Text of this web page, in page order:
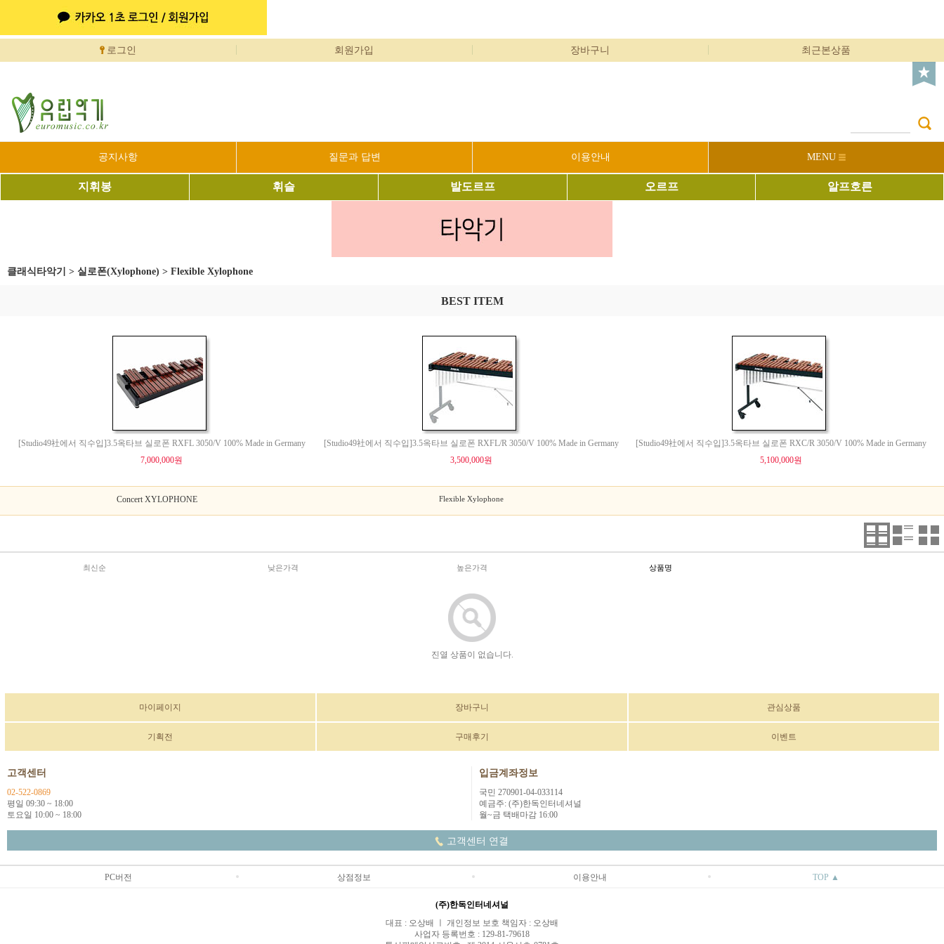
로그인 회원가입 장바구니 최근본상품
공지사항 질문과 답변 이용안내 MENU
지휘봉 휘슬 발도르프 오르프 알프호른
클래식타악기 > 실로폰(Xylophone) > Flexible Xylophone
BEST ITEM
[Studio49社에서 직수입]3.5옥타브 실로폰 RXFL 3050/V 100% Made in Germany
7,000,000원
[Studio49社에서 직수입]3.5옥타브 실로폰 RXFL/R 3050/V 100% Made in Germany
3,500,000원
[Studio49社에서 직수입]3.5옥타브 실로폰 RXC/R 3050/V 100% Made in Germany
5,100,000원
Concert XYLOPHONE Flexible Xylophone
최신순 낮은가격 높은가격 상품명
진열 상품이 없습니다.
마이페이지 장바구니 관심상품
기획전 구매후기 이벤트
고객센터
02-522-0869
평일 09:30 ~ 18:00
토요일 10:00 ~ 18:00
입금계좌정보
국민 270901-04-033114
예금주: (주)한독인터네셔널
월~금 택배마감 16:00
고객센터 연결
PC버전 상점정보 이용안내 TOP ▲
(주)한독인터네셔널
대표 : 오상배 ㅣ 개인정보 보호 책임자 : 오상배
사업자 등록번호 : 129-81-79618